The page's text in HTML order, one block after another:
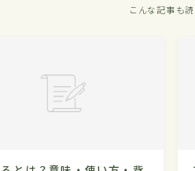
こんな記事も